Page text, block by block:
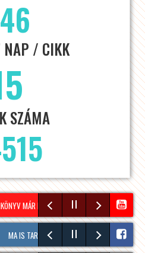
NAP / CIKK
SZÁMA
MÁR MEGÉRKEZETT SOPRONBA A
MA IS TART MÉG A SOPRONI BORÜNNEP, 20